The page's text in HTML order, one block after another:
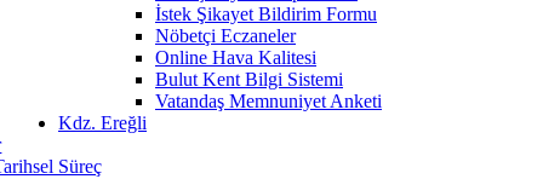
İstek Şikayet Bildirim Formu
Nöbetçi Eczaneler
Online Hava Kalitesi
Bulut Kent Bilgi Sistemi
Vatandaş Memnuniyet Anketi
Kdz. Ereğli
Süreç